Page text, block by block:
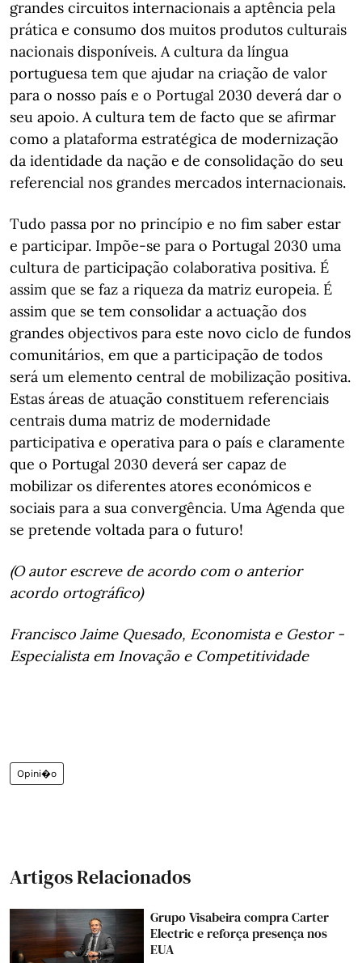
grandes circuitos internacionais a aptência pela
prática e consumo dos muitos produtos culturais
nacionais disponíveis. A cultura da língua
portuguesa tem que ajudar na criação de valor
para o nosso país e o Portugal 2030 deverá dar o
seu apoio. A cultura tem de facto que se afirmar
como a plataforma estratégica de modernização
da identidade da nação e de consolidação do seu
referencial nos grandes mercados internacionais.
Tudo passa por no princípio e no fim saber estar
e participar. Impõe-se para o Portugal 2030 uma
cultura de participação colaborativa positiva. É
assim que se faz a riqueza da matriz europeia. É
assim que se tem consolidar a actuação dos
grandes objectivos para este novo ciclo de fundos
comunitários, em que a participação de todos
será um elemento central de mobilização positiva.
Estas áreas de atuação constituem referenciais
centrais duma matriz de modernidade
participativa e operativa para o país e claramente
que o Portugal 2030 deverá ser capaz de
mobilizar os diferentes atores económicos e
sociais para a sua convergência. Uma Agenda que
se pretende voltada para o futuro!
(O autor escreve de acordo com o anterior
acordo ortográfico)
Francisco Jaime Quesado, Economista e Gestor -
Especialista em Inovação e Competitividade
Opini�o
Artigos Relacionados
Grupo Visabeira compra Carter
Electric e reforça presença nos
EUA